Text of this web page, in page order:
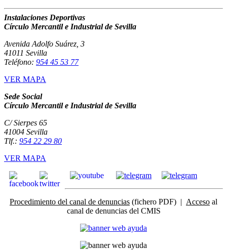
Instalaciones Deportivas
Círculo Mercantil e Industrial de Sevilla
Avenida Adolfo Suárez, 3
41011 Sevilla
Teléfono: 954 45 53 77
VER MAPA
Sede Social
Círculo Mercantil e Industrial de Sevilla
C/ Sierpes 65
41004 Sevilla
Tlf.: 954 22 29 80
VER MAPA
Procedimiento del canal de denuncias (fichero PDF) | Acceso al
canal de denuncias del CMIS